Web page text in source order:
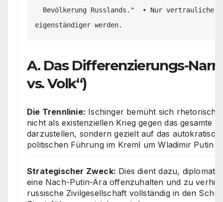
A. Das Differenzierungs-
vs. Volk“)
Die Trennlinie: Ischinger bemüht sich rhetorisch
nicht als existenziellen Krieg gegen das gesamte
darzustellen, sondern gezielt auf das
politischen Führung im Kreml um Wladimir Putin
Strategischer Zweck: Dies dient dazu,
eine Nach-Putin-Ära offenzuhalten und zu
russische Zivilgesellschaft vollständig in den